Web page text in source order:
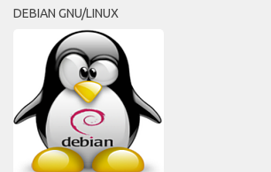
DEBIAN GNU/LINUX